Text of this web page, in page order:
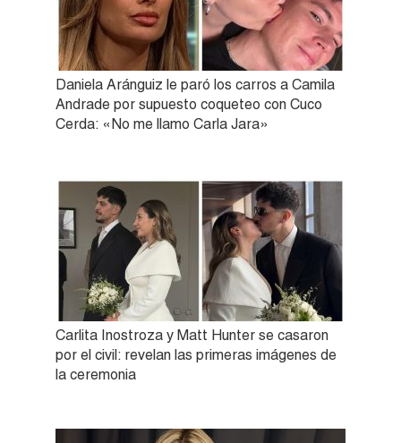
Daniela Aránguiz le paró los carros a Camila
Andrade por supuesto coqueteo con Cuco
Cerda: «No me llamo Carla Jara»
Carlita Inostroza y Matt Hunter se casaron
por el civil: revelan las primeras imágenes de
la ceremonia